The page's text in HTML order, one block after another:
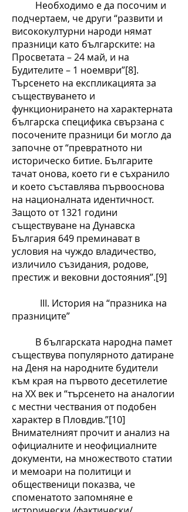
Необходимо е да посочим и
подчертаем, че други “развити и
висококултурни народи нямат
празници като българските: на
Просветата – 24 май, и на
Будителите – 1 ноември”[8].
Търсенето на експликацията за
съществуването и
функционирането на характерната
българска специфика свързана с
посочените празници би могло да
започне от “превратното ни
историческо битие. Българите
тачат онова, което ги е съхранило
и което съставлява първооснова
на националната идентичност.
Защото от 1321 години
съществуване на Дунавска
България 649 преминават в
условия на чуждо владичество,
изличило съзидания, родове,
престиж и вековни достояния”.[9]
ІІІ. История на “празника на
празниците”
В българската народна памет
съществува популярното датиране
на Деня на народните будители
към края на първото десетилетие
на ХХ век и “търсенето на аналогии
с местни чествания от подобен
характер в Пловдив.”[10]
Внимателният прочит и анализ на
официалните и неофициалните
документи, на множеството статии
и мемоари на политици и
общественици показва, че
споменатото запомняне е